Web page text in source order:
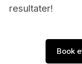
resultater!
Book